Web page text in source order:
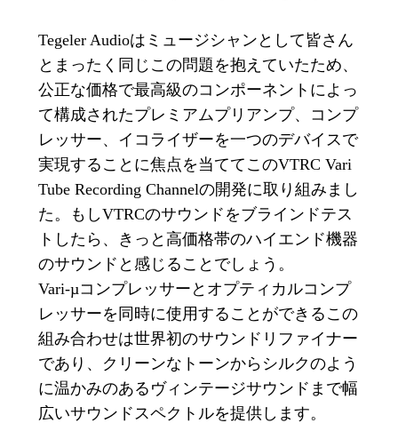
Tegeler Audioはミュージシャンとして皆さん
とまったく同じこの問題を抱えていたため、
公正な価格で最高級のコンポーネントによっ
て構成されたプレミアムプリアンプ、コンプ
レッサー、イコライザーを一つのデバイスで
実現することに焦点を当ててこのVTRC Vari
Tube Recording Channelの開発に取り組みまし
た。もしVTRCのサウンドをブラインドテス
トしたら、きっと高価格帯のハイエンド機器
のサウンドと感じることでしょう。
Vari-µコンプレッサーとオプティカルコンプ
レッサーを同時に使用することができるこの
組み合わせは世界初のサウンドリファイナー
であり、クリーンなトーンからシルクのよう
に温かみのあるヴィンテージサウンドまで幅
広いサウンドスペクトルを提供します。